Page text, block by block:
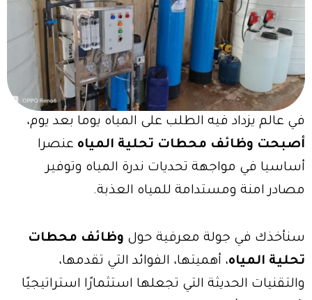
في عالم يزداد فيه الطلب على المياه يوما بعد يوم،
أصبحت وظائف محطات تحلية المياه عنصرا
أساسيا في مواجهة تحديات ندرة المياه وتوفير
مصادر امنة ومستدامة للمياه العذبة.
سنأخذك في جولة معرفية حول وظائف محطات
تحلية المياه، أهميتها، الفوائد التي تقدمها،
والتقنيات الحديثة التي تجعلها استثمارًا استراتيجيًا